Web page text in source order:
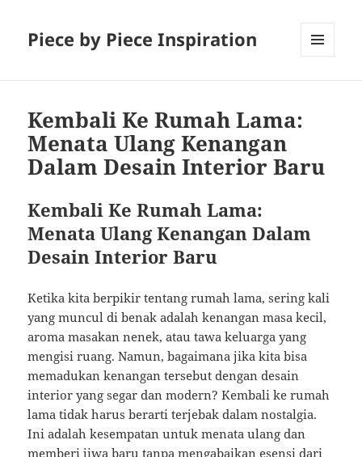
Piece by Piece Inspiration
Kembali Ke Rumah Lama:
Menata Ulang Kenangan
Dalam Desain Interior Baru
Kembali Ke Rumah Lama:
Menata Ulang Kenangan Dalam
Desain Interior Baru
Ketika kita berpikir tentang rumah lama, sering kali
yang muncul di benak adalah kenangan masa kecil,
aroma masakan nenek, atau tawa keluarga yang
mengisi ruang. Namun, bagaimana jika kita bisa
memadukan kenangan tersebut dengan desain
interior yang segar dan modern? Kembali ke rumah
lama tidak harus berarti terjebak dalam nostalgia.
Ini adalah kesempatan untuk menata ulang dan
memberi jiwa baru tanpa mengabaikan esensi dari